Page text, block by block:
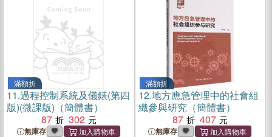
滿額折
11.過程控制系統及儀錶(第四
版)(微課版)（簡體書）
87
302
無庫存
滿額折
12.地方應急管理中的社會組
織參與研究（簡體書）
87
407
無庫存